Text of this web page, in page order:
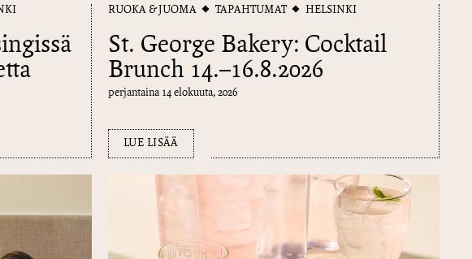
RUOKA & JUOMA TAPAHTUMAT HELSINKI
St. George Bakery: Cocktail
Brunch 14.–16.8.2026
perjantaina 14 elokuuta, 2026
LUE LISÄÄ